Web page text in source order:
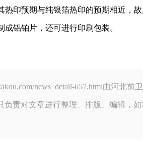
印预期与纯银箔热印的预期相近，
铝铂片，还可进行印刷包装。
news_detail-657.html由河北
责对文章进行整理、排版、编辑，